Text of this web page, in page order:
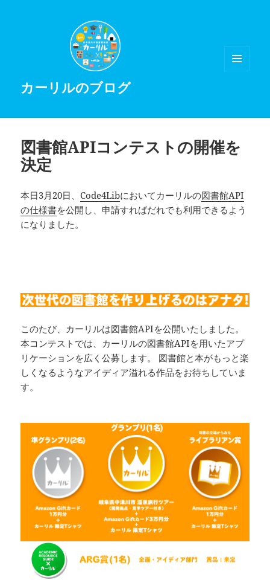
カーリルのブログ
図書館APIコンテストの開催を
決定
本日3月20日、Code4Libにおいてカーリルの図書館API
の仕様書を公開し、申請すればだれでも利用できるよう
になりました。
このたび、カーリルは図書館APIを公開いたしました。
本コンテストでは、カーリルの図書館APIを用いたアプ
リケーションを広く公募します。 図書館と本がもっと楽
しくなるようなアイディア溢れる作品をお待ちしていま
す。